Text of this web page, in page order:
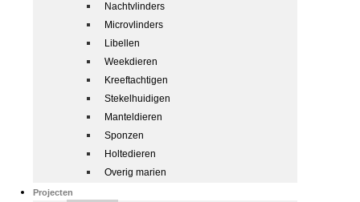
Nachtvlinders
Microvlinders
Libellen
Weekdieren
Kreeftachtigen
Stekelhuidigen
Manteldieren
Sponzen
Holtedieren
Overig marien
Projecten